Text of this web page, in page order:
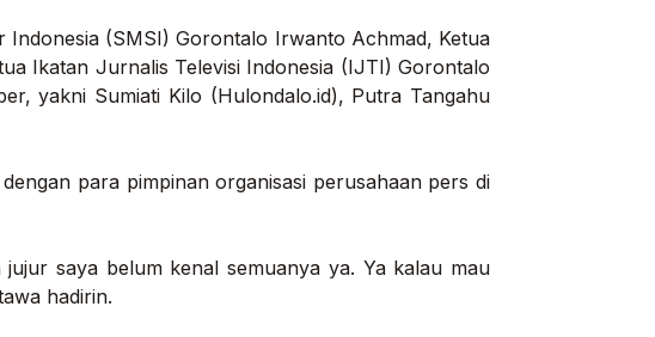
(SMSI) Gorontalo Irwanto Achmad, Ketua
Ikatan Jurnalis Televisi Indonesia (IJTI) Gorontalo
yakni Sumiati Kilo (Hulondalo.id), Putra Tangahu
para pimpinan organisasi perusahaan pers di
saya belum kenal semuanya ya. Ya kalau mau
hadirin.